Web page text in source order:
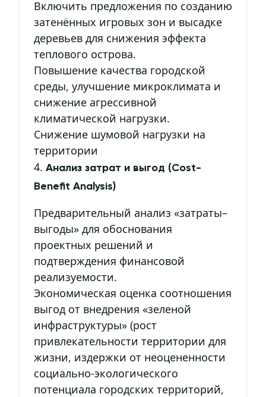
Включить предложения по созданию
затенённых игровых зон и высадке
деревьев для снижения эффекта
теплового острова.
Повышение качества городской
среды, улучшение микроклимата и
снижение агрессивной
климатической нагрузки.
Снижение шумовой нагрузки на
территории
4. Анализ затрат и выгод (Cost-
Benefit Analysis)
Предварительный анализ «затраты–
выгоды» для обоснования
проектных решений и
подтверждения финансовой
реализуемости.
Экономическая оценка соотношения
выгод от внедрения «зеленой
инфраструктуры» (рост
привлекательности территории для
жизни, издержки от неоцененности
социально-экологического
потенциала городских территорий,